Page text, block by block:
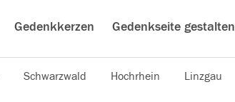
Gedenkkerzen Gedenkseite gestalten
Schwarzwald Hochrhein Linzgau